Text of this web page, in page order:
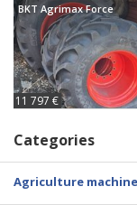
BKT Agrimax Force
11 797 €
Categories
Agriculture